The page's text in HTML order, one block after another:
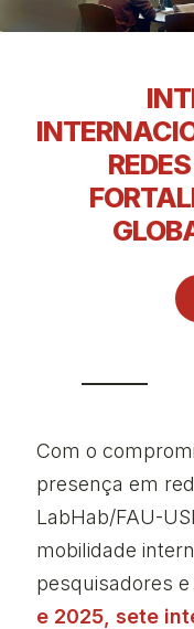
Com o
presença em
LabHab/FAU-
mobilidade
pesquisadores
e 2025, sete